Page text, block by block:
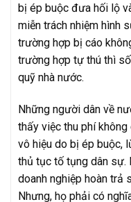
bị ép buộc đưa hối lộ
miễn trách nhiệm hình
trường hợp bị cáo
trường hợp tự thú thì
quỹ nhà nước.
Những người dân về
thấy việc thu phí
vô hiệu do bị ép buộc,
thủ tục tố tụng dân sự.
doanh nghiệp hoàn trả
Nhưng, họ phải có